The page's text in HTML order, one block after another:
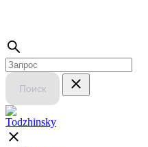
Поиск